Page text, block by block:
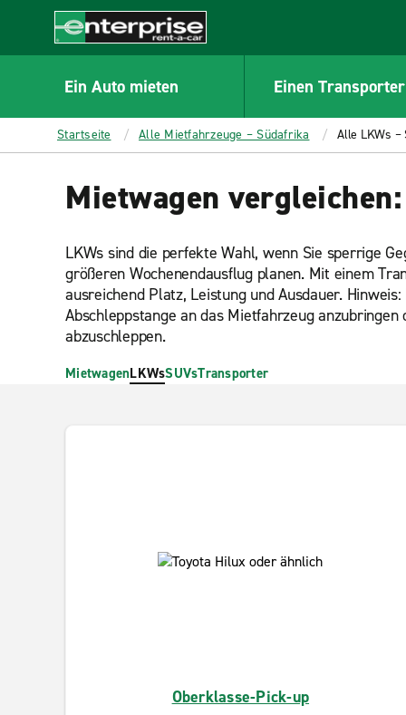
CONTENT
Enterprise
Ein Auto mieten Einen
Startseite Alle Mietfahrzeuge – Südafrika Alle LKWs –
Mietwagen
LKWs sind die perfekte Wahl, wenn Sie sperrige
größeren Wochenendausflug planen. Mit einem
ausreichend Platz, Leistung und Ausdauer.
Abschleppstange an das Mietfahrzeug
abzuschleppen.
MietwagenLKWsSUVsTransporter
Oberklasse-Pick-up